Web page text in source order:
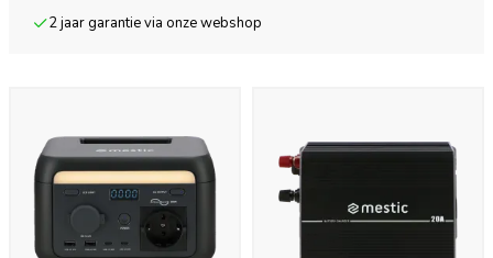
2 jaar garantie via onze webshop